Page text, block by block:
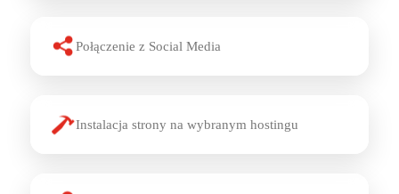
Połączenie z Social Media
Instalacja strony na wybranym hostingu